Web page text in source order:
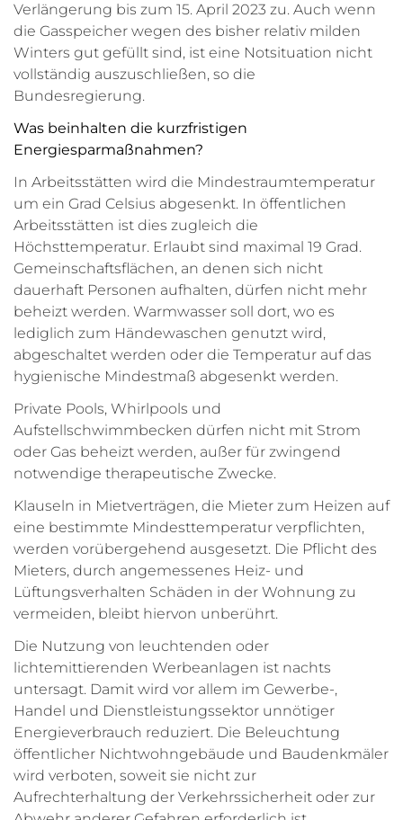
Verlängerung bis zum 15. April 2023 zu. Auch wenn
die Gasspeicher wegen des bisher relativ milden
Winters gut gefüllt sind, ist eine Notsituation nicht
vollständig auszuschließen, so die
Bundesregierung.
Was beinhalten die kurzfristigen
Energiesparmaßnahmen?
In Arbeitsstätten wird die Mindestraumtemperatur
um ein Grad Celsius abgesenkt. In öffentlichen
Arbeitsstätten ist dies zugleich die
Höchsttemperatur. Erlaubt sind maximal 19 Grad.
Gemeinschaftsflächen, an denen sich nicht
dauerhaft Personen aufhalten, dürfen nicht mehr
beheizt werden. Warmwasser soll dort, wo es
lediglich zum Händewaschen genutzt wird,
abgeschaltet werden oder die Temperatur auf das
hygienische Mindestmaß abgesenkt werden.
Private Pools, Whirlpools und
Aufstellschwimmbecken dürfen nicht mit Strom
oder Gas beheizt werden, außer für zwingend
notwendige therapeutische Zwecke.
Klauseln in Mietverträgen, die Mieter zum Heizen auf
eine bestimmte Mindesttemperatur verpflichten,
werden vorübergehend ausgesetzt. Die Pflicht des
Mieters, durch angemessenes Heiz- und
Lüftungsverhalten Schäden in der Wohnung zu
vermeiden, bleibt hiervon unberührt.
Die Nutzung von leuchtenden oder
lichtemittierenden Werbeanlagen ist nachts
untersagt. Damit wird vor allem im Gewerbe-,
Handel und Dienstleistungssektor unnötiger
Energieverbrauch reduziert. Die Beleuchtung
öffentlicher Nichtwohngebäude und Baudenkmäler
wird verboten, soweit sie nicht zur
Aufrechterhaltung der Verkehrssicherheit oder zur